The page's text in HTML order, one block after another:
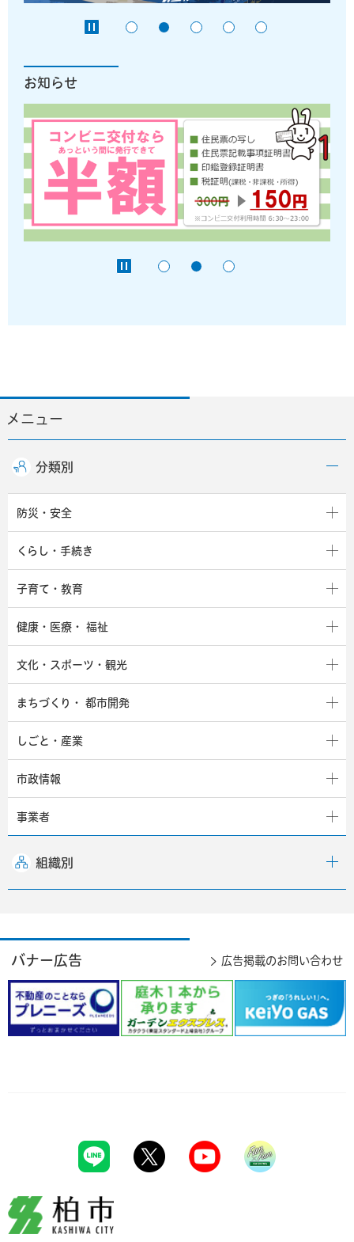
お知らせ
メニュー
分類別
防災・安全
くらし・手続き
子育て・教育
健康・医療・ 福祉
文化・スポーツ・観光
まちづくり・ 都市開発
しごと・産業
市政情報
事業者
組織別
バナー広告 広告掲載のお問い合わせ
柏市